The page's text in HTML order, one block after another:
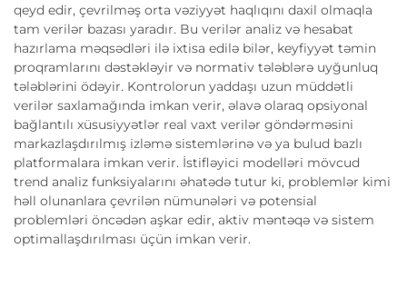
qeyd edir, çevrilməş orta vəziyyət haqlıqını daxil olmaqla
tam verilər bazası yaradır. Bu verilər analiz və hesabat
hazırlama məqsədləri ilə ixtisa edilə bilər, keyfiyyət təmin
proqramlarını dəstəkləyir və normativ tələblərə uyğunluq
tələblərini ödəyir. Kontrolorun yaddaşı uzun müddətli
verilər saxlamağında imkan verir, əlavə olaraq opsiyonal
bağlantılı xüsusiyyətlər real vaxt verilər göndərməsini
markazlaşdırılmış izləmə sistemlərinə və ya bulud bazlı
platformalara imkan verir. İstifləyici modelləri mövcud
trend analiz funksiyalarını əhatədə tutur ki, problemlər kimi
həll olunanlara çevrilən nümunələri və potensial
problemləri öncədən aşkar edir, aktiv məntəqə və sistem
optimallaşdırılması üçün imkan verir.